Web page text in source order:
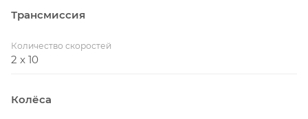
Трансмиссия
Количество скоростей
2 x 10
Колёса